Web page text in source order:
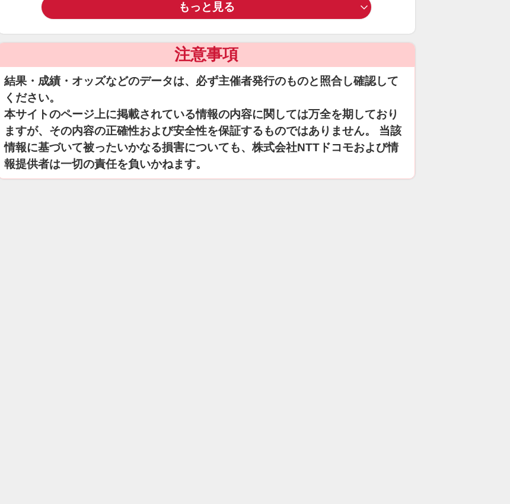
もっと見る
注意事項
結果・成績・オッズなどのデータは、必ず主催者発行のものと照合し確認して
ください。
本サイトのページ上に掲載されている情報の内容に関しては万全を期しており
ますが、その内容の正確性および安全性を保証するものではありません。 当該
情報に基づいて被ったいかなる損害についても、株式会社NTTドコモおよび情
報提供者は一切の責任を負いかねます。